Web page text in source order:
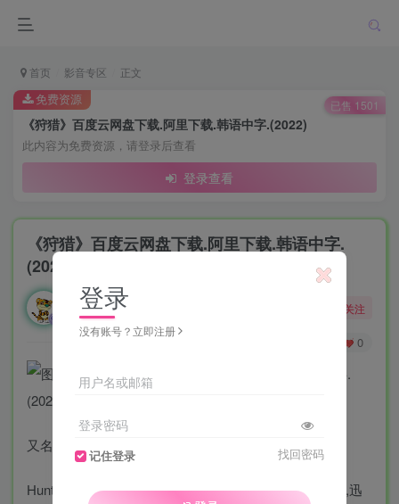
首页 影音专区 正文
《狩猎》百度云网盘下载.阿里下载.韩语中字.(2022)
此内容为免费资源，请登录后查看
登录查看
免费资源 已售 1501
《狩猎》百度云网盘下载.阿里下载.韩语中字.
(2022)
勇敢的大野狼
酒醒只在花前坐，酒醉还来花下眠。
关注
0
又名: 猎首密令(台) / 南山 /
Hunt资源下载：狩猎网盘,百度云盘,夸克下载,阿里网盘,迅
登录
没有账号？立即注册
用户名或邮箱
登录密码
记住登录 找回密码